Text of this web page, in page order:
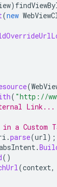
)
(new
(
( "http://
Link...
a Custom
.parse(url);
.
()
(context,